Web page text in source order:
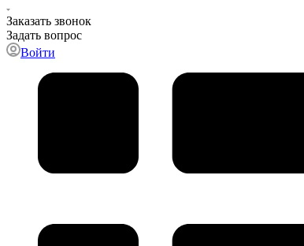
Заказать звонок
Задать вопрос
Войти